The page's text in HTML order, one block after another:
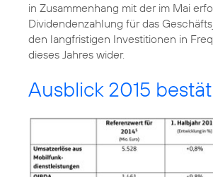
in Zusammenhang mit der im Mai
Dividendenzahlung für das
den langfristigen Investitionen in
dieses Jahres wider.
Ausblick 2015